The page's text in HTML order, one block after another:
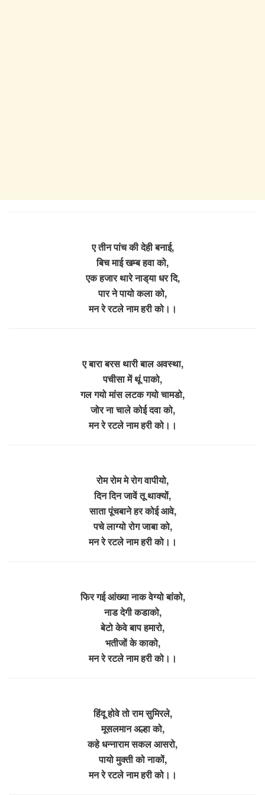
ए तीन पांच की देही बनाई,
बिच माई खम्ब हवा को,
एक हजार थारे नाड्‌या धर दि,
पार ने पायो कला को,
मन रे रटले नाम हरी को।।
ए बारा बरस थारी बाल अवस्था,
पचीसा में थूं पाको,
गल गयो मांस लटक गयो चामडो,
जोर ना चाले कोई दवा को,
मन रे रटले नाम हरी को।।
रोम रोम मे रोग वापीयो,
दिन दिन जावें तू थाक्यों,
साता पूंचबाने हर कोई आवे,
पचे लाग्यो रोग जाबा को,
मन रे रटले नाम हरी को।।
फिर गई आंख्या नाक वेग्यो बांको,
नाड देगी कडाको,
बेटो केवे बाप हमारो,
भतीजों के काको,
मन रे रटले नाम हरी को।।
हिंदू होवे तो राम सुमिरले,
मूसल‌मान अल्हा को,
कहे धन्नाराम सकल आसरो,
पायो मुक्ती को नाकों,
मन रे रटले नाम हरी को।।